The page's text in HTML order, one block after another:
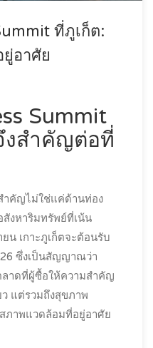
ที่ภูเก็ต:
อาศัย
Summit
งสำคัญต่อที่
ำคัญไม่ใช่แค่ด้านท่อง
งหาริมทรัพย์ที่เน้น
น เกาะภูเก็ตจะต้อนรับ
ซึ่งเป็นสัญญาณว่า
ลาดที่ผู้ซื้อให้ความสำคัญ
ว แต่รวมถึงสุขภาพ
ภาพแวดล้อมที่อยู่อาศัย